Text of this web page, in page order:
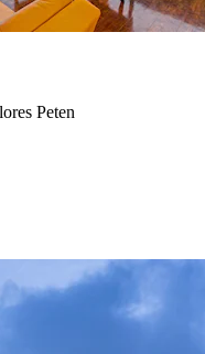
Peten